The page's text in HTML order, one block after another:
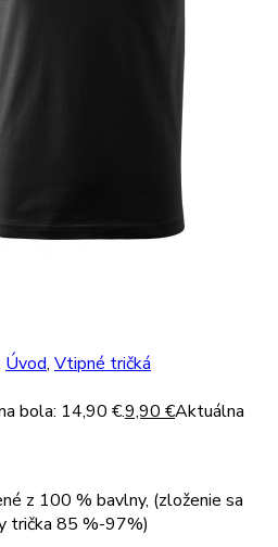
Úvod, Vtipné tričká
bola: 14,90 €.9,90 €Aktuálna
z 100 % bavlny, (zloženie sa
trička 85 %-97%)